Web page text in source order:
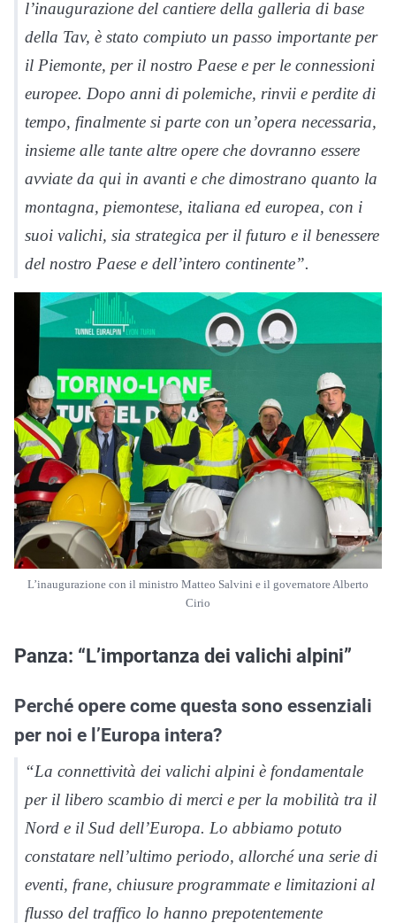
l’inaugurazione del cantiere della galleria di base
della Tav, è stato compiuto un passo importante per
il Piemonte, per il nostro Paese e per le connessioni
europee. Dopo anni di polemiche, rinvii e perdite di
tempo, finalmente si parte con un’opera necessaria,
insieme alle tante altre opere che dovranno essere
avviate da qui in avanti e che dimostrano quanto la
montagna, piemontese, italiana ed europea, con i
suoi valichi, sia strategica per il futuro e il benessere
del nostro Paese e dell’intero continente”.
L’inaugurazione con il ministro Matteo Salvini e il governatore Alberto
Cirio
Panza: “L’importanza dei valichi alpini”
Perché opere come questa sono essenziali
per noi e l’Europa intera?
“La connettività dei valichi alpini è fondamentale
per il libero scambio di merci e per la mobilità tra il
Nord e il Sud dell’Europa. Lo abbiamo potuto
constatare nell’ultimo periodo, allorché una serie di
eventi, frane, chiusure programmate e limitazioni al
flusso del traffico lo hanno prepotentemente